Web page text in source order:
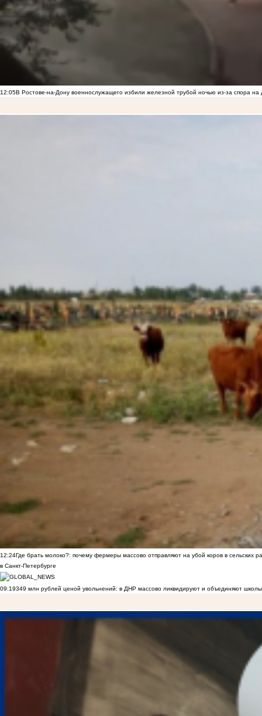
12:05В Ростове-на-Дону военнослужащего избили железной трубой ночью из-за спора на
12:24Где брать молоко?: почему фермеры массово отправляют на убой коров в сельских
в Санкт-Петербурге
09:19349 млн рублей ценой увольнений: в ДНР массово ликвидируют и объединяют